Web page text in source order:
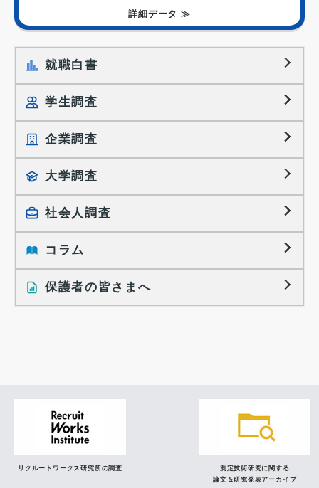
詳細データ ≫
就職白書
学生調査
就職プロセス調査
就職活動TOPICS
大学生の実態調査
働きたい組織の特徴
大学生の地域間移動レポート
就職活動に関するレポート
企業調査
採用に関する調査
採用活動に関するレポート
大学調査
社会人調査
就職活動と入社後の就業
就業レディネス研究
コラム
インタビュー記事
保護者の皆さまへ
リクルートワークス研究所の調査
測定技術研究に関する
論文＆研究発表アーカイブ